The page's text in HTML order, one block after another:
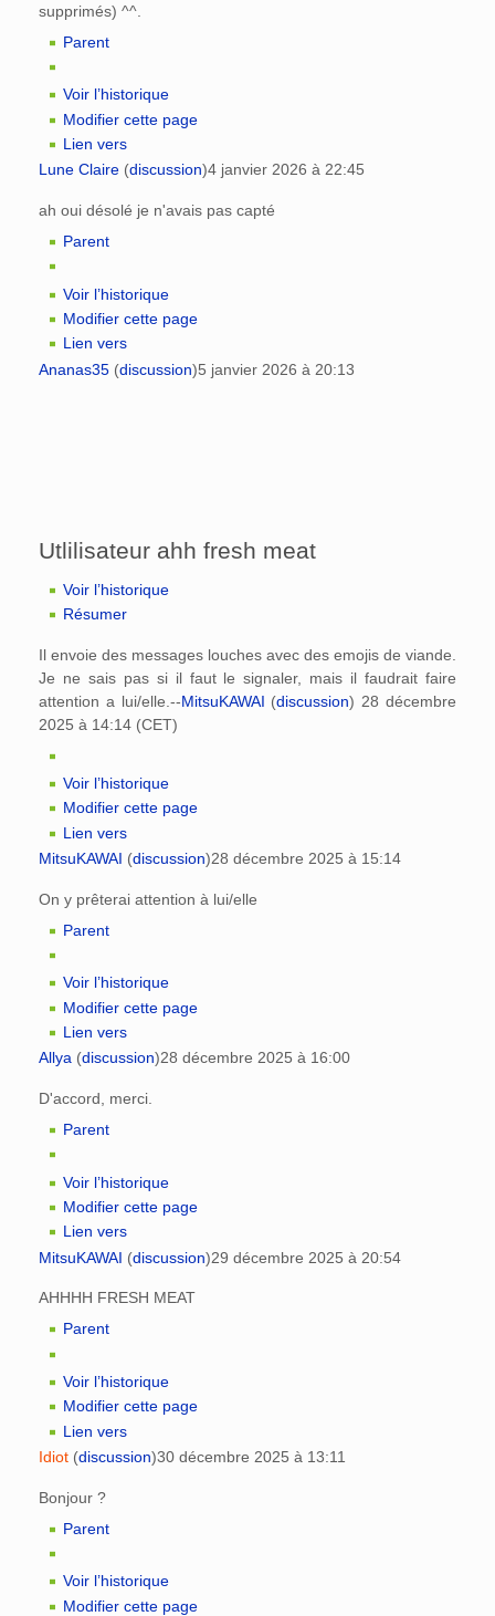
supprimés) ^^.
Parent
Voir l’historique
Modifier cette page
Lien vers
Lune Claire (discussion)4 janvier 2026 à 22:45
ah oui désolé je n'avais pas capté
Parent
Voir l’historique
Modifier cette page
Lien vers
Ananas35 (discussion)5 janvier 2026 à 20:13
Utlilisateur ahh fresh meat
Voir l’historique
Résumer
Il envoie des messages louches avec des emojis de viande.
Je ne sais pas si il faut le signaler, mais il faudrait faire
attention a lui/elle.--MitsuKAWAI (discussion) 28 décembre
2025 à 14:14 (CET)
Voir l’historique
Modifier cette page
Lien vers
MitsuKAWAI (discussion)28 décembre 2025 à 15:14
On y prêterai attention à lui/elle
Parent
Voir l’historique
Modifier cette page
Lien vers
Allya (discussion)28 décembre 2025 à 16:00
D'accord, merci.
Parent
Voir l’historique
Modifier cette page
Lien vers
MitsuKAWAI (discussion)29 décembre 2025 à 20:54
AHHHH FRESH MEAT
Parent
Voir l’historique
Modifier cette page
Lien vers
Idiot (discussion)30 décembre 2025 à 13:11
Bonjour ?
Parent
Voir l’historique
Modifier cette page